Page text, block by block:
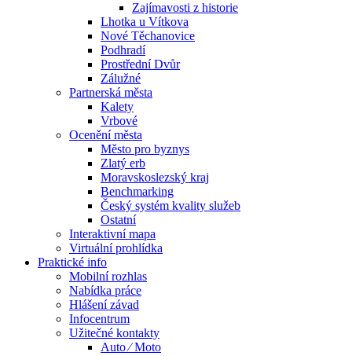
Zajímavosti z historie
Lhotka u Vítkova
Nové Těchanovice
Podhradí
Prostřední Dvůr
Zálužné
Partnerská města
Kalety
Vrbové
Ocenění města
Město pro byznys
Zlatý erb
Moravskoslezský kraj
Benchmarking
Český systém kvality služeb
Ostatní
Interaktivní mapa
Virtuální prohlídka
Praktické info
Mobilní rozhlas
Nabídka práce
Hlášení závad
Infocentrum
Užitečné kontakty
Auto ⁄ Moto